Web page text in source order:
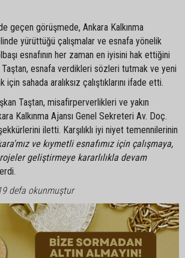
geçen görüşmede, Ankara Kalkınma
yürüttüğü çalışmalar ve esnafa yönelik
esnafının her zaman en iyisini hak ettiğini
esnafa verdikleri sözleri tutmak ve yeni
için sahada aralıksız çalıştıklarını ifade etti.
Taştan, misafirperverlikleri ve yakın
Kalkınma Ajansı Genel Sekreteri Av. Doç.
iletti. Karşılıklı iyi niyet temennilerinin
ve kıymetli esnafımız için çalışmaya,
geliştirmeye kararlılıkla devam
defa okunmuştur